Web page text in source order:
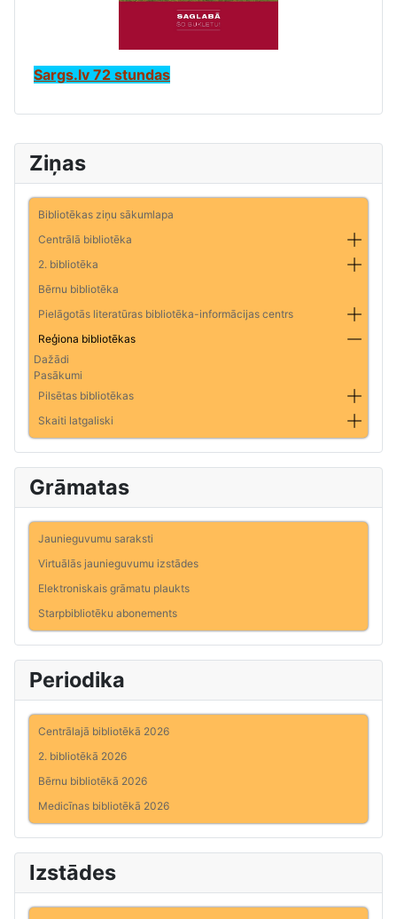
Ziņas
Bibliotēkas ziņu sākumlapa
Centrālā bibliotēka
2. bibliotēka
Bērnu bibliotēka
Pielāgotās literatūras bibliotēka-informācijas centrs
Reģiona bibliotēkas
Dažādi
Pasākumi
Pilsētas bibliotēkas
Skaiti latgaliski
Grāmatas
Jaunieguvumu saraksti
Virtuālās jaunieguvumu izstādes
Elektroniskais grāmatu plaukts
Starpbibliotēku abonements
Periodika
Centrālajā bibliotēkā 2026
2. bibliotēkā 2026
Bērnu bibliotēkā 2026
Medicīnas bibliotēkā 2026
Izstādes
Sargs.lv 72 stundas